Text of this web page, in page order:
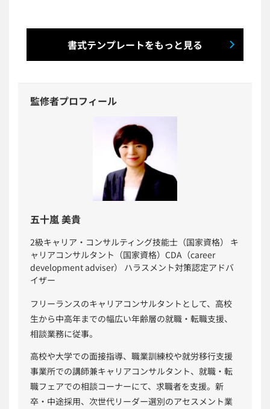
書式テンプレートをもっと見る
監修者プロフィール
五十嵐 美貴
2級キャリア・コンサルティング技能士（国家資格） キ
ャリアコンサルタント（国家資格）CDA（career
development adviser） ハラスメント対策認定アドバ
イザー
フリーランスのキャリアコンサルタントとして、高校
生から中高年までの幅広い年齢層の就職・転職支援、
相談業務に従事。
高校や大学での面接指導、職業訓練校や就労移行支援
事業所での講師兼キャリアコンサルタント、就職・転
職フェアでの相談コーナーにて、求職者を支援。新
卒・中途採用、次世代リーダー選別のアセスメント業